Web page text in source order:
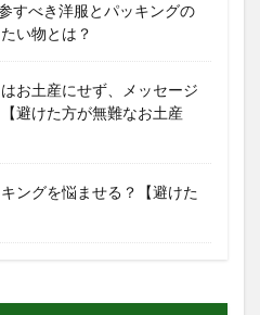
すべき洋服とパッキングの
い物とは？
お土産にせず、メッセージ
避けた方が無難なお土産
ングを悩ませる？【避けた